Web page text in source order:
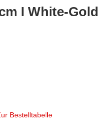
I White-Gold
Bestelltabelle